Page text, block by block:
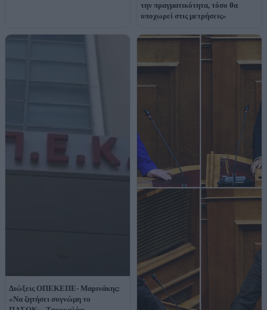
την πραγματικότητα, τόσο θα
υποχωρεί στις μετρήσεις»
Διώξεις ΟΠΕΚΕΠΕ- Μαρινάκης:
«Να ζητήσει συγνώμη το